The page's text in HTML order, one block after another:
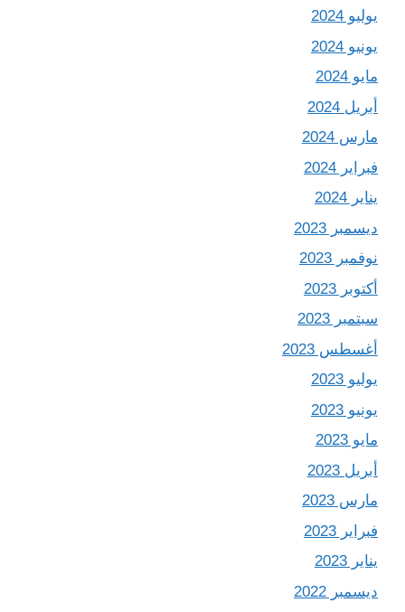
يوليو 2024
يونيو 2024
مايو 2024
أبريل 2024
مارس 2024
فبراير 2024
يناير 2024
ديسمبر 2023
نوفمبر 2023
أكتوبر 2023
سبتمبر 2023
أغسطس 2023
يوليو 2023
يونيو 2023
مايو 2023
أبريل 2023
مارس 2023
فبراير 2023
يناير 2023
ديسمبر 2022